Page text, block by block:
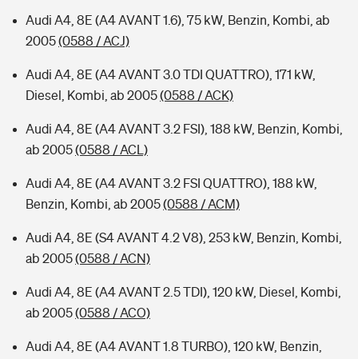
Audi A4, 8E (A4 AVANT 1.6), 75 kW, Benzin, Kombi, ab
2005(0588 / ACJ)
Audi A4, 8E (A4 AVANT 3.0 TDI QUATTRO), 171 kW,
Diesel, Kombi, ab 2005(0588 / ACK)
Audi A4, 8E (A4 AVANT 3.2 FSI), 188 kW, Benzin, Kombi,
ab 2005(0588 / ACL)
Audi A4, 8E (A4 AVANT 3.2 FSI QUATTRO), 188 kW,
Benzin, Kombi, ab 2005(0588 / ACM)
Audi A4, 8E (S4 AVANT 4.2 V8), 253 kW, Benzin, Kombi,
ab 2005(0588 / ACN)
Audi A4, 8E (A4 AVANT 2.5 TDI), 120 kW, Diesel, Kombi,
ab 2005(0588 / ACO)
Audi A4, 8E (A4 AVANT 1.8 TURBO), 120 kW, Benzin,